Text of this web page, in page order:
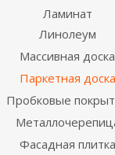
Поларвуд
однополосная
5 360руб. /м2
Ламинат
Линолеум
Массивная доска
Паркетная доска
Пробковые
Фасадная плитка